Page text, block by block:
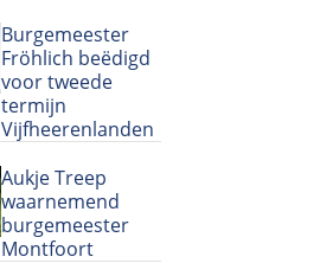
Burgemeester
Fröhlich beëdigd
voor tweede
termijn
Vijfheerenlanden
Aukje Treep
waarnemend
burgemeester
Montfoort